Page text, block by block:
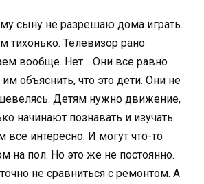
сыну не разрешаю дома играть.
тихонько. Телевизор рано
вообще. Нет… Они все равно
объяснить, что это дети. Они не
Детям нужно движение,
начинают познавать и изучать
все интересно. И могут что-то
на пол. Но это же не постоянно.
не сравниться с ремонтом. А